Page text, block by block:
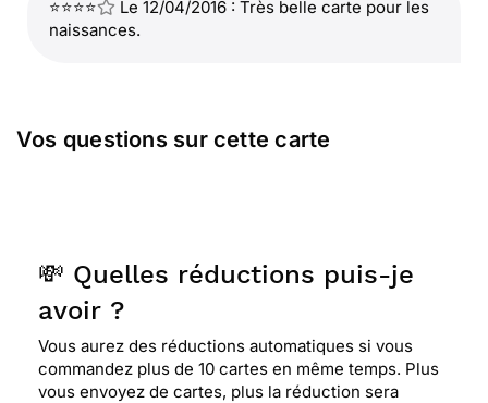
⭐⭐⭐⭐
Le 12/04/2016 : Très belle carte pour les
naissances.
Vos questions sur cette carte
💸 Quelles réductions puis-je
avoir ?
Vous aurez des réductions automatiques si vous
commandez plus de 10 cartes en même temps. Plus
vous envoyez de cartes, plus la réduction sera